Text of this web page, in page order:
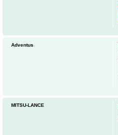
Adventus
MITSU-LANCE